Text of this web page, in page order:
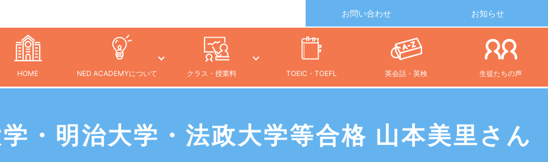
HOME NED ACADEMYについて クラス・授業料 TOEIC・TOEFL 英会話・英検 生徒たちの声
お問い合わせ お知らせ
・明治大学・法政大学等合格 山本美里さん